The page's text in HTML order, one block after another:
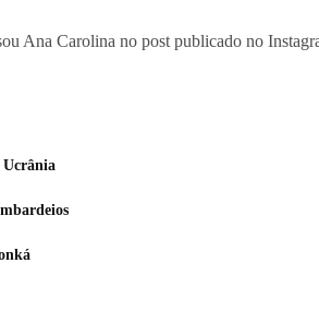
Carolina no post publicado no
Ucrânia